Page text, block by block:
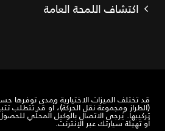
اكتشاف اللمحة العامة
قد تختلف الميزات الاختيارية ومدى توفرها
(الطراز ومجموعة نقل الحركة)، أو قد تتطلب
تركيبها. يُرجى الاتصال بالوكيل المحلّي
أو تهيئة سيارتك عبر الإنترنت.